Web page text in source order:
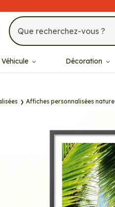
Déco
Véhicule Décoration
Affiches personnalisées nature